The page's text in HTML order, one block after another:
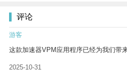
评论
游客
这款加速器VPM应用程序已经为我们带
2025-10-31